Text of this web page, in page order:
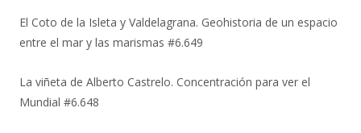
El Coto de la Isleta y Valdelagrana. Geohistoria de un espacio
entre el mar y las marismas #6.649
La viñeta de Alberto Castrelo. Concentración para ver el
Mundial #6.648